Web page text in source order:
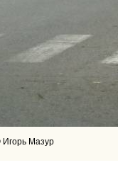
Игорь Мазур